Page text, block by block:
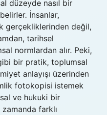
düzeyde nasıl bir
İnsanlar,
gerçekliklerinden değil,
tarihsel
normlardan alır. Peki,
bir pratik, toplumsal
anlayışı üzerinden
fotokopisi istemek
ve hukuki bir
zamanda farklı